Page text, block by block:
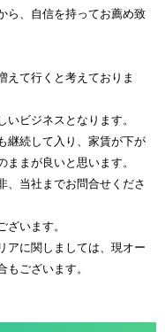
ら、自信を持ってお薦め致
えて行くと考えておりま
ビジネスとなります。
継続して入り、家賃が下が
まが良いと思います。
、当社までお問合せくださ
ざいます。
アに関しましては、現オー
ございます。